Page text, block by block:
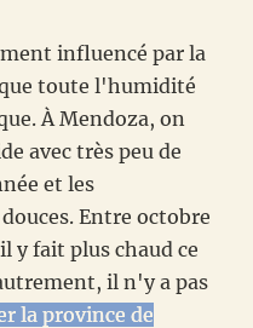
influencé par la
toute l'humidité
À Mendoza, on
avec très peu de
et les
Entre octobre
y fait plus chaud ce
il n'y a pas
la province de